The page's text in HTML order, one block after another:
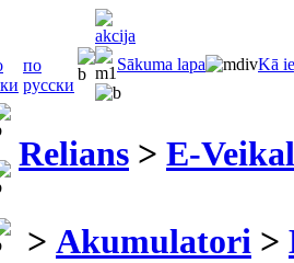
по
русски
Sākuma lapa Kā
Relians > E-
> Akumulatori >